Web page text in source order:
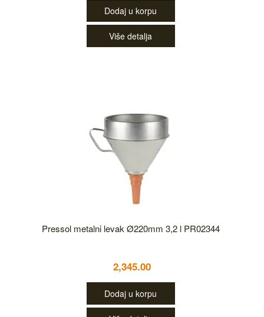
Dodaj u korpu
Više detalja
Pressol metalni levak Ø220mm 3,2 l PR02344
2,345.00
Dodaj u korpu